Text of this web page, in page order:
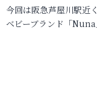
今回は阪急芦屋川駅近
ベビーブランド「